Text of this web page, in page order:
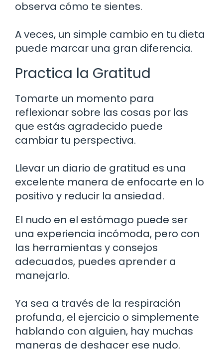
observa cómo te sientes.
A veces, un simple cambio en tu dieta
puede marcar una gran diferencia.
Practica la Gratitud
Tomarte un momento para
reflexionar sobre las cosas por las
que estás agradecido puede
cambiar tu perspectiva.
Llevar un diario de gratitud es una
excelente manera de enfocarte en lo
positivo y reducir la ansiedad.
El nudo en el estómago puede ser
una experiencia incómoda, pero con
las herramientas y consejos
adecuados, puedes aprender a
manejarlo.
Ya sea a través de la respiración
profunda, el ejercicio o simplemente
hablando con alguien, hay muchas
maneras de deshacer ese nudo.